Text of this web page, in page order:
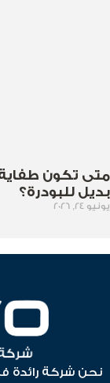
متى تكون طفاية
بديل للبودرة؟
يونيو 24, 2026
نحن شركة رائدة